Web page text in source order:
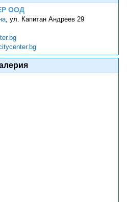
ООД
,ул. Капитан Андреев 29